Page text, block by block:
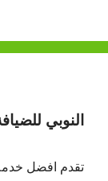
النوبي
تقدم افضل